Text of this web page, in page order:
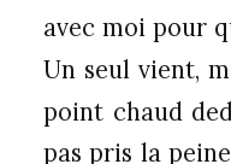
avec moi pour
Un seul vient,
point chaud
pas pris la